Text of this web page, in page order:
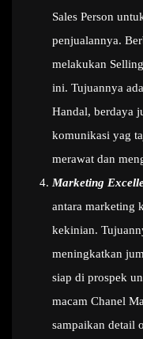
Sales Person
penjualannya.
melakukan
ini. Tujuannya
Handal, berdaya
komunikasi yag
merawat dan
Marketing
antara marketing
kekinian.
meningkatkan
siap di prospek
macam Chanel
sampaikan detail